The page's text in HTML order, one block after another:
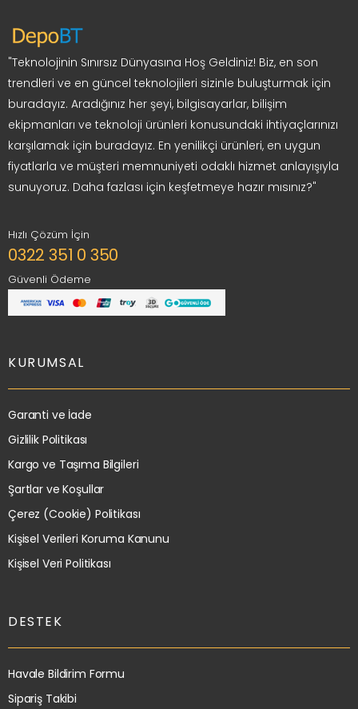
"Teknolojinin Sınırsız Dünyasına Hoş Geldiniz! Biz, en son
trendleri ve en güncel teknolojileri sizinle buluşturmak için
buradayız. Aradığınız her şeyi, bilgisayarlar, bilişim
ekipmanları ve teknoloji ürünleri konusundaki ihtiyaçlarınızı
karşılamak için buradayız. En yenilikçi ürünleri, en uygun
fiyatlarla ve müşteri memnuniyeti odaklı hizmet anlayışıyla
sunuyoruz. Daha fazlası için keşfetmeye hazır mısınız?"
Hızlı Çözüm İçin
0322 351 0 350
Güvenli Ödeme
KURUMSAL
Garanti ve İade
Gizlilik Politikası
Kargo ve Taşıma Bilgileri
Şartlar ve Koşullar
Çerez (Cookie) Politikası
Kişisel Verileri Koruma Kanunu
Kişisel Veri Politikası
DESTEK
Havale Bildirim Formu
Sipariş Takibi